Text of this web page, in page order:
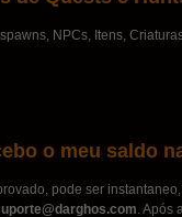
NPCs, Itens,
o meu saldo
pode ser
. Após